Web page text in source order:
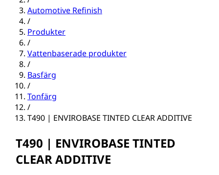
Automotive Refinish
/
Produkter
/
Vattenbaserade produkter
/
Basfärg
/
Tonfärg
/
T490 | ENVIROBASE TINTED CLEAR ADDITIVE
T490 | ENVIROBASE TINTED
CLEAR ADDITIVE